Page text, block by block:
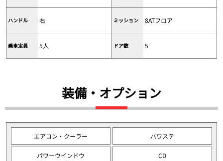
ハンドル 右 ミッション 8ATフロア
乗車定員 5人 ドア数 5
装備・オプション
エアコン・クーラー パワステ
パワーウインドウ CD